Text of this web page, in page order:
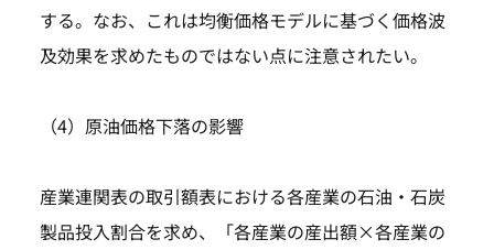
する。なお、これは均衡価格モデルに基づく価格波
及効果を求めたものではない点に注意されたい。
（4）原油価格下落の影響
産業連関表の取引額表における各産業の石油・石炭
製品投入割合を求め、「各産業の産出額×各産業の